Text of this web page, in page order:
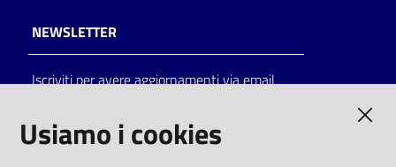
Catalogo
on line
NEWSLETTER
Iscriviti per avere aggiornamenti via email
Usiamo i cookies